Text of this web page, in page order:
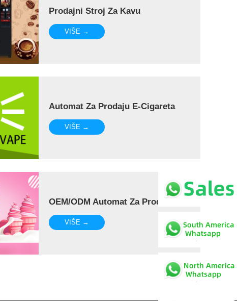
Prodajni Stroj Za Kavu
VIŠE →
Automat Za Prodaju E-Cigareta
VIŠE →
OEM/ODM Automat Za Prodaju
VIŠE →